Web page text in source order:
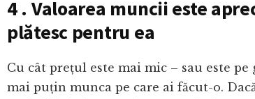
4 . Valoarea muncii este
plătesc pentru ea
Cu cât prețul este mai mic – sau este
mai puțin munca pe care ai făcut-o.